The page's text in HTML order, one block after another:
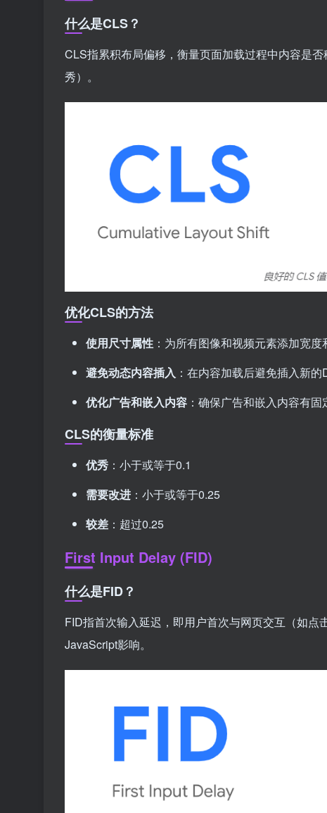
什么是CLS？
CLS指累积布局偏移，衡量页面加载过程中内容是
秀）。
优化CLS的方法
使用尺寸属性 ：为所有图像和视频元素添加宽度
避免动态内容插入 ：在内容加载后避免插入新的
优化广告和嵌入内容 ：确保广告和嵌入内容有固
CLS的衡量标准
优秀 ：小于或等于0.1
需要改进 ：小于或等于0.25
较差 ：超过0.25
First Input Delay (FID)
什么是FID？
FID指首次输入延迟，即用户首次与网页交互（如
JavaScript影响。